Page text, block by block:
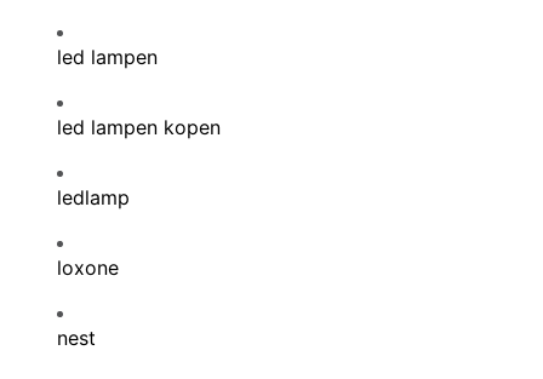
led lampen
led lampen kopen
ledlamp
loxone
nest